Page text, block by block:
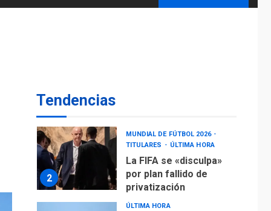
Tendencias
Duque
2
MUNDIAL DE FÚTBOL 2026
TITULARES
ÚLTIMA HORA
La FIFA se «disculpa»
por plan fallido de
privatización
ÚLTIMA HORA